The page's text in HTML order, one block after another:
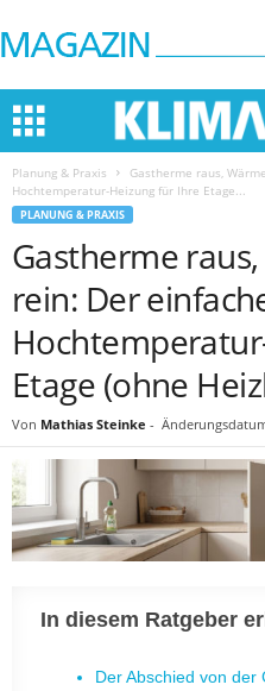
Planung & Praxis
Gastherme raus,
Hochtemperatur-Heizung für Ihre Etage...
PLANUNG & PRAXIS
Gastherme
rein: Der
Etage (ohne
Von Mathias Steinke -
In diesem Ratgeber
Der Abschied von der